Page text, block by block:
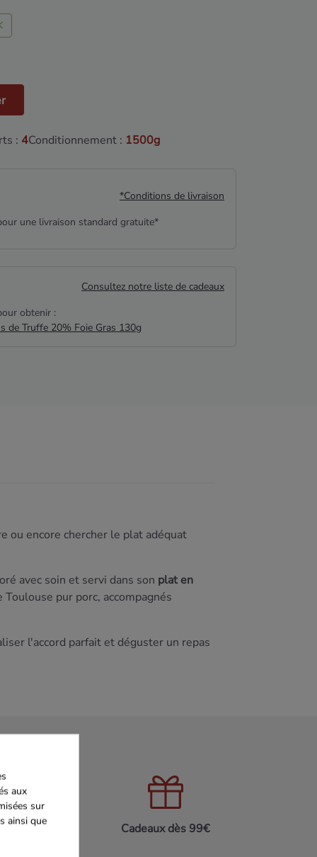
: 4Conditionnement : 1500g
*Conditions de livraison
une livraison standard gratuite*
Consultez notre liste de cadeaux
obtenir :
de Truffe 20% Foie Gras 130g
ou encore chercher le plat adéquat
avec soin et servi dans son plat en
pur porc, accompagnés
l'accord parfait et déguster un repas
24h/48h Cadeaux dès 99€
aux
sur
ainsi que